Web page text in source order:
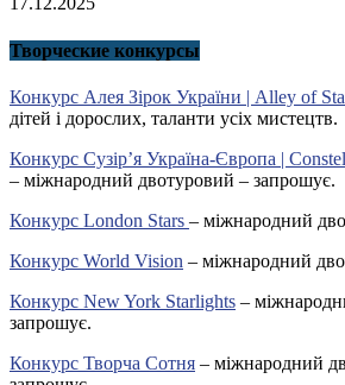
Творческие конкурсы
Конкурс Алея Зірок України | Alley of
дітей і дорослих, таланти усіх мистецтв.
Конкурс Сузір’я Україна-Європа |
– міжнародний двотуровий – запрошує.
Конкурс London Stars – міжнародний
Конкурс World Vision – міжнародний
Конкурс New York Starlights –
запрошує.
Конкурс Творча Сотня – міжнародний